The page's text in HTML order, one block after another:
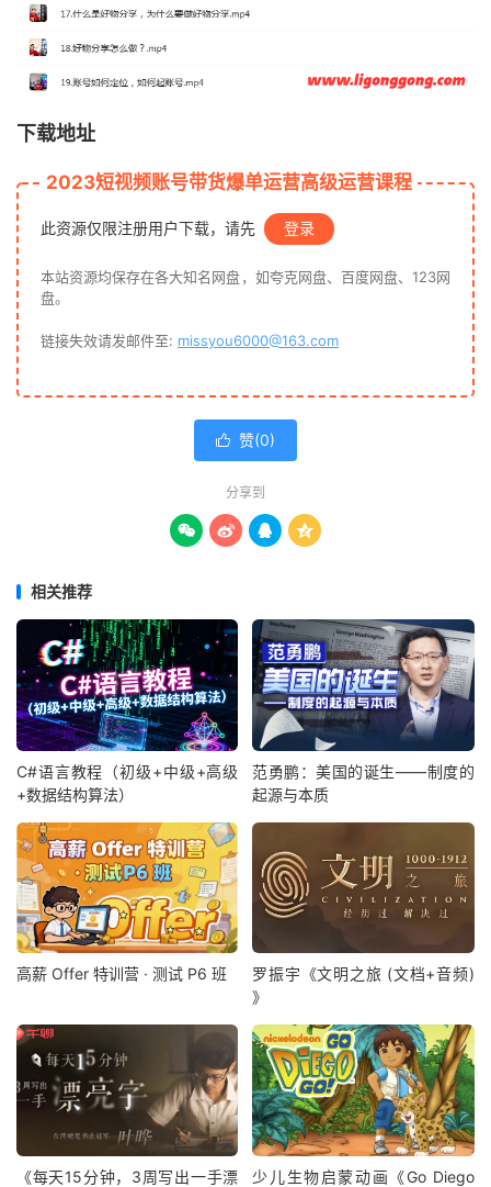
下载地址
2023短视频账号带货爆单运营高级运营课程
此资源仅限注册用户下载，请先 登录
本站资源均保存在各大知名网盘，如夸克网盘、百度网盘、123网
盘。
链接失效请发邮件至: missyou6000@163.com
 赞(0)
分享到
   
相关推荐
C#语言教程（初级+中级+高级
+数据结构算法）
范勇鹏：美国的诞生——制度的
起源与本质
高薪 Offer 特训营 · 测试 P6 班
罗振宇《文明之旅 (文档+音频)
》
《每天15分钟，3周写出一手漂
少儿生物启蒙动画《Go Diego